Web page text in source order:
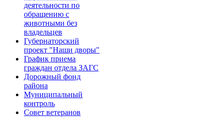
деятельности по
обращению с
животными без
владельцев
Губернаторский
проект "Наши дворы"
График приема
граждан отдела ЗАГС
Дорожный фонд
района
Муниципальный
контроль
Совет ветеранов